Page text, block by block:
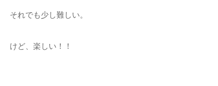
それでも少し難しい。
けど、楽しい！！